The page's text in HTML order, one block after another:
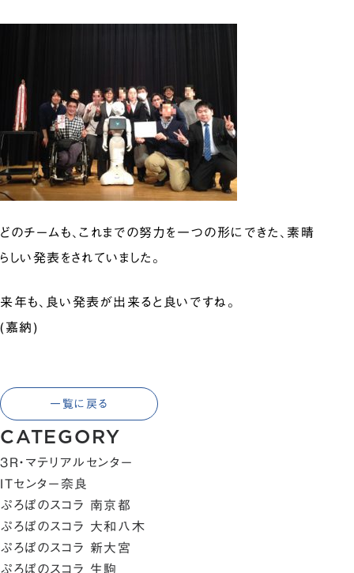
CATEGORY
3R・マテリアルセンター
ITセンター奈良
ぷろぼのスコラ 南京都
ぷろぼのスコラ 大和八木
ぷろぼのスコラ 新大宮
ぷろぼのスコラ 生駒
どのチームも、これまでの努力を一つの形にできた、素晴
らしい発表をされていました。
来年も、良い発表が出来ると良いですね。
(嘉納)
一覧に戻る